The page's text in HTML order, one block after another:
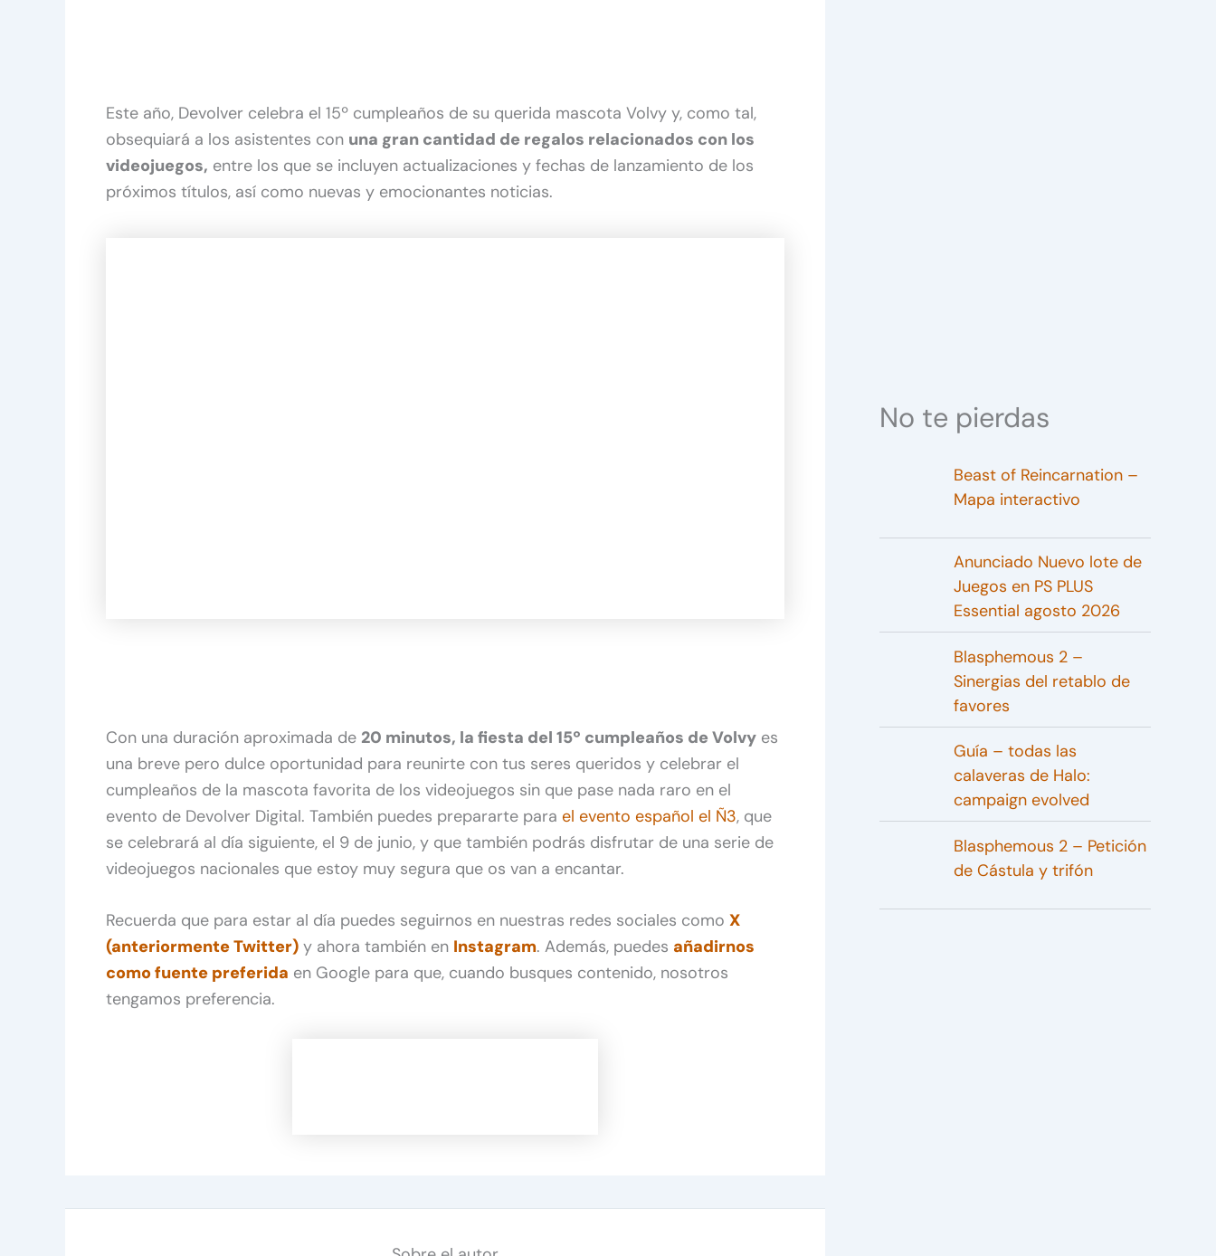
Este año, Devolver celebra el 15º cumpleaños de su querida mascota Volvy y, como tal,
obsequiará a los asistentes con una gran cantidad de regalos relacionados con los
videojuegos, entre los que se incluyen actualizaciones y fechas de lanzamiento de los
próximos títulos, así como nuevas y emocionantes noticias.
Con una duración aproximada de 20 minutos, la fiesta del 15º cumpleaños de Volvy es
una breve pero dulce oportunidad para reunirte con tus seres queridos y celebrar el
cumpleaños de la mascota favorita de los videojuegos sin que pase nada raro en el
evento de Devolver Digital. También puedes prepararte para el evento español el Ñ3, que
se celebrará al día siguiente, el 9 de junio, y que también podrás disfrutar de una serie de
videojuegos nacionales que estoy muy segura que os van a encantar.
Recuerda que para estar al día puedes seguirnos en nuestras redes sociales como X
(anteriormente Twitter) y ahora también en Instagram. Además, puedes añadirnos
como fuente preferida en Google para que, cuando busques contenido, nosotros
tengamos preferencia.
No te pierdas
Beast of Reincarnation –
Mapa interactivo
Anunciado Nuevo lote de
Juegos en PS PLUS
Essential agosto 2026
Blasphemous 2 –
Sinergias del retablo de
favores
Guía – todas las
calaveras de Halo:
campaign evolved
Blasphemous 2 – Petición
de Cástula y trifón